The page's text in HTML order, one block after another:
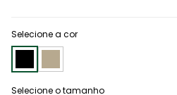
Selecione a cor